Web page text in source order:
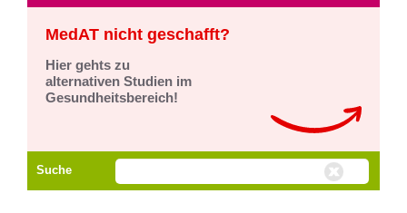
MedAT nicht geschafft?
Hier gehts zu
alternativen Studien im
Gesundheitsbereich!
Suche